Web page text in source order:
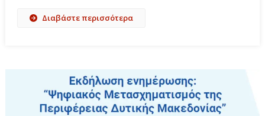
Διαβάστε περισσότερα